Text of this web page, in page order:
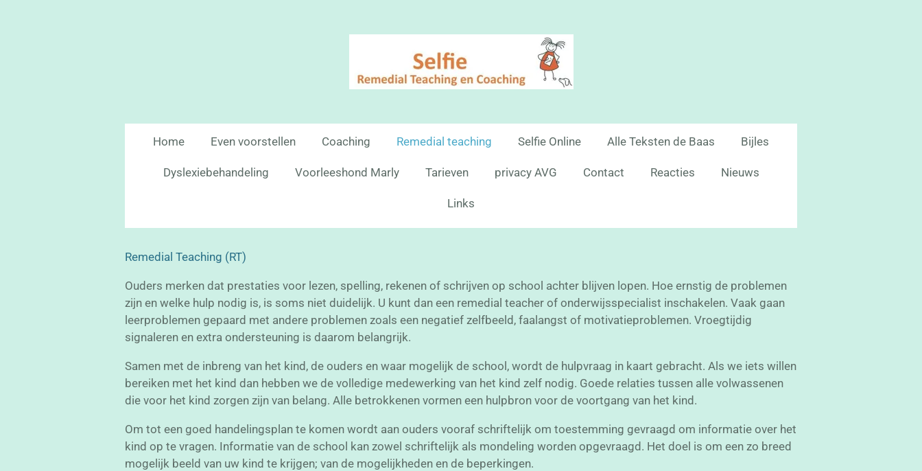
Home Even voorstellen Coaching Remedial teaching Selfie Online Alle Teksten de Baas Bijles
Dyslexiebehandeling Voorleeshond Marly Tarieven privacy AVG Contact Reacties Nieuws
Links
Remedial Teaching (RT)
Ouders merken dat prestaties voor lezen, spelling, rekenen of schrijven op school achter blijven lopen. Hoe ernstig de problemen
zijn en welke hulp nodig is, is soms niet duidelijk. U kunt dan een remedial teacher of onderwijsspecialist inschakelen. Vaak gaan
leerproblemen gepaard met andere problemen zoals een negatief zelfbeeld, faalangst of motivatieproblemen. Vroegtijdig
signaleren en extra ondersteuning is daarom belangrijk.
Samen met de inbreng van het kind, de ouders en waar mogelijk de school, wordt de hulpvraag in kaart gebracht. Als we iets willen
bereiken met het kind dan hebben we de volledige medewerking van het kind zelf nodig. Goede relaties tussen alle volwassenen
die voor het kind zorgen zijn van belang. Alle betrokkenen vormen een hulpbron voor de voortgang van het kind.
Om tot een goed handelingsplan te komen wordt aan ouders vooraf schriftelijk om toestemming gevraagd om informatie over het
kind op te vragen. Informatie van de school kan zowel schriftelijk als mondeling worden opgevraagd. Het doel is om een zo breed
mogelijk beeld van uw kind te krijgen; van de mogelijkheden en de beperkingen.